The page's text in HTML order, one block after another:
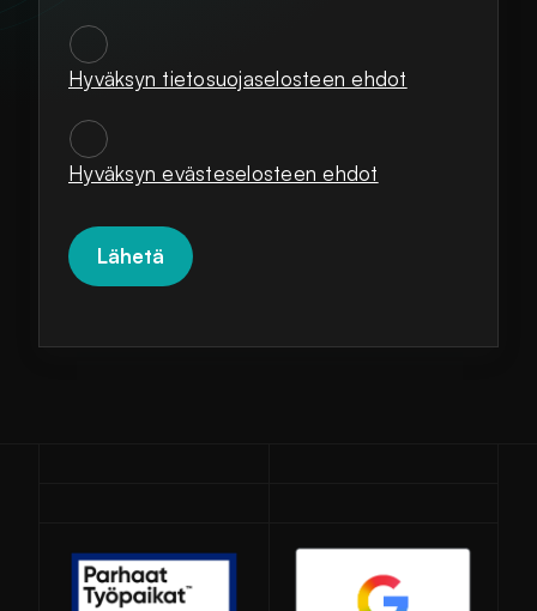
Hyväksyn tietosuojaselosteen ehdot
SUOSTUMUKSET
Hyväksyn evästeselosteen ehdot